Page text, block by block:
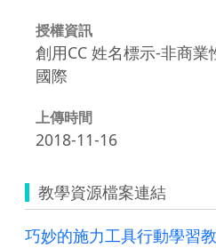
授權資訊
創用CC 姓名標示-非商
國際
上傳時間
2018-11-16
教學資源檔案連結
巧妙的施力工具行動學習